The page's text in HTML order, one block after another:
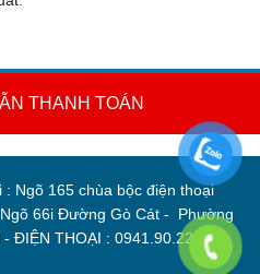
THANH TOÁN
: Ngõ 165 chùa bộc điện thoại
66i Đường Gò Cát - Phường
THOẠI : 0941.90.22.33 -